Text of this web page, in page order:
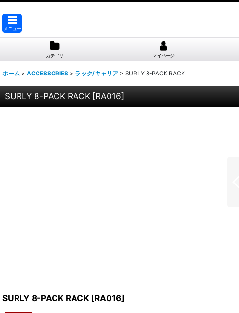
メニュー
カテゴリ マイページ
ホーム > ACCESSORIES > ラック/キャリア > SURLY 8-PACK RACK
SURLY 8-PACK RACK [RA016]
SURLY 8-PACK RACK [RA016]